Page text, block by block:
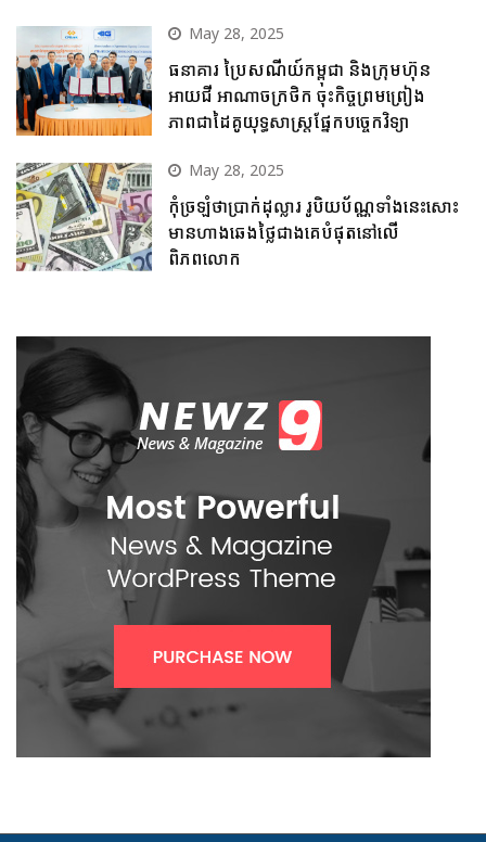
May 28, 2025
ធនាគារ ប្រៃសណីយ៍កម្ពុជា និងក្រុមហ៊ុន
អាយជី អាណាចក្រថិក ចុះកិច្ចព្រមព្រៀង
ភាពជាដៃគូយុទ្ធសាស្ត្រផ្នែកបច្ចេកវិទ្យា
May 28, 2025
កុំច្រឡំថាប្រាក់ដុល្លារ រូបិយប័ណ្ណទាំងនេះសោះ
មានហាងឆេងថ្លៃជាងគេបំផុតនៅលើ
ពិភពលោក